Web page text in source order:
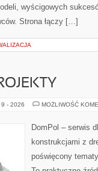
wyścigowych
Strona łączy […]
9 - 2026 MOŻLIWOŚĆ
DomPol – serwis
konstrukcjami z
poświęcony